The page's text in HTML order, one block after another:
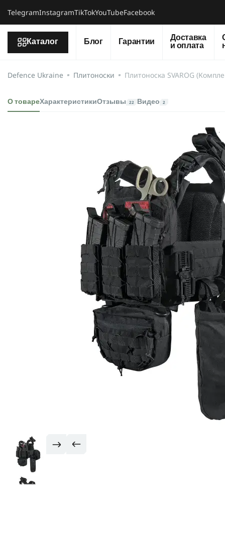
TelegramInstagramTikTokYouTubeFacebook
Каталог Блог Гарантии
Доставка
и оплата
Defence Ukraine Плитоноски Плитоноска SVAROG
О товареХарактеристикиОтзывы 22 Видео 2